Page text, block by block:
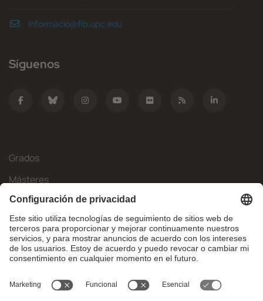
informacio@fib.upc.edu
Síguenos
Grados
Másteres
Movilidad Internacional
Investigación
Empresa
¿Qué necesitas?